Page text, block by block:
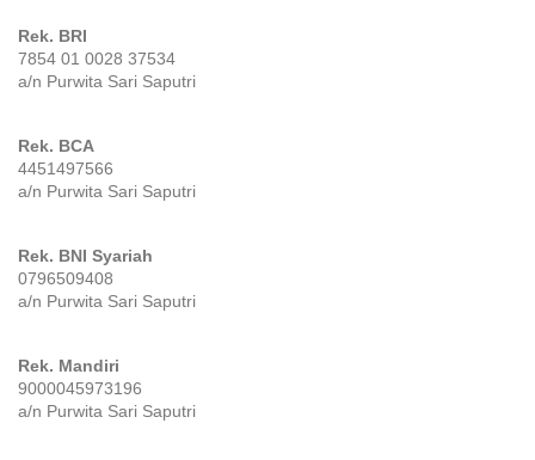
Rek. BRI
7854 01 0028 37534
a/n Purwita Sari Saputri
Rek. BCA
4451497566
a/n Purwita Sari Saputri
Rek. BNI Syariah
0796509408
a/n Purwita Sari Saputri
Rek. Mandiri
9000045973196
a/n Purwita Sari Saputri